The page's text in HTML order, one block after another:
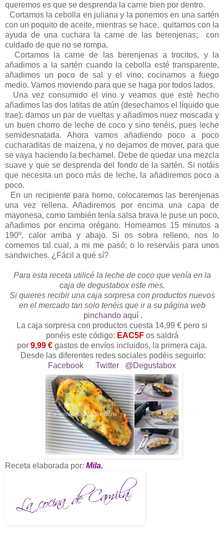
queremos es que se desprenda la carne bien por dentro.
Cortamos la cebolla en juliana y la ponemos en una sartén
con un poquito de aceite, mientras se hace, quitamos con la
ayuda de una cuchara la carne de las berenjenas; con
cuidado de que no se rompa.
Cortamos la carne de las berenjenas a trocitos, y la
añadimos a la sartén cuando la cebolla esté transparente,
añadimos un poco de sal y el vino; cocinamos a fuego
medio. Vamos moviendo para que se haga por todos lados.
Una vez consumido el vino y veamos que esté hecho
añadimos las dos latitas de atún (desechamos el líquido que
trae); damos un par de vueltas y añadimos nuez moscada y
un buen chorro de leche de coco y sino tenéis, pues leche
semidesnatada. Ahora vamos añadiendo poco a poco
cucharaditas de maizena, y no dejamos de mover, para que
se vaya haciendo la bechamel. Debe de quedar una mezcla
suave y que se desprenda del fondo de la sartén. Si notáis
que necesita un poco más de leche, la añadiremos poco a
poco.
En un recipiente para horno, colocaremos las berenjenas
una vez rellena. Añadiremos por encima una capa de
mayonesa, como también tenía salsa brava le puse un poco,
añadimos por encima orégano. Horneamos 15 minutos a
190º, calor arriba y abajo. Si os sobra relleno, nos lo
comemos tal cual, a mi me pasó; o lo reserváis para unos
sandwiches. ¿Fácil a qué sí?
Para esta receta utilicé la leche de coco que venía en la
caja de degustabox este mes.
Si quieres recibir una caja sorpresa con productos nuevos
en el mercado tan solo tenéis que ir a su página web
pinchando aquí .
La caja sorpresa con productos cuesta 14,99 € pero si
ponéis este código: EAC5Fos saldrá
por 9,99 € gastos de envíos incluidos, la primera caja.
Desde las diferentes redes sociales podéis seguirlo:
Facebook
Twitter @Degustabox
Receta elaborada por: Mila.